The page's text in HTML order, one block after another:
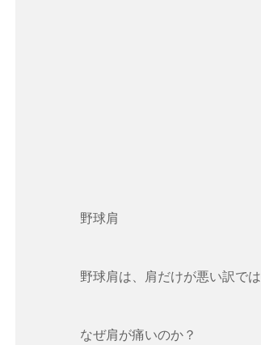
野球肩
野球肩は、肩だけが悪い訳では
なぜ肩が痛いのか？